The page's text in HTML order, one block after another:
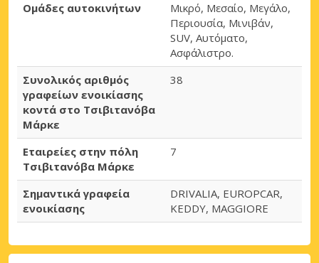
Ομάδες αυτοκινήτων
Μικρό, Μεσαίο, Μεγάλο,
Περιουσία, Μινιβάν,
SUV, Αυτόματο,
Ασφάλιστρο.
Συνολικός αριθμός
γραφείων ενοικίασης
κοντά στο Τσιβιτανόβα
Μάρκε
38
Εταιρείες στην πόλη
Τσιβιτανόβα Μάρκε
7
Σημαντικά γραφεία
ενοικίασης
DRIVALIA, EUROPCAR,
KEDDY, MAGGIORE